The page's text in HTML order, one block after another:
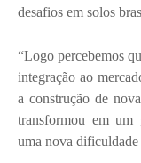
desafios em solos
“Logo percebemos
integração ao
a construção de
transformou em um
uma nova dificuldade